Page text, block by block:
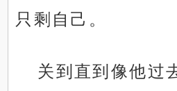
只剩自己。
关到直到像他过